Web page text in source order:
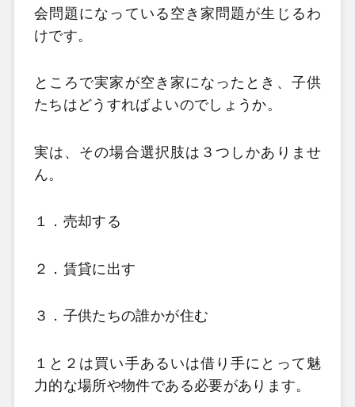
会問題になっている空き家問題が生じるわ
けです。
ところで実家が空き家になったとき、子供
たちはどうすればよいのでしょうか。
実は、その場合選択肢は３つしかありませ
ん。
１．売却する
２．賃貸に出す
３．子供たちの誰かが住む
１と２は買い手あるいは借り手にとって魅
力的な場所や物件である必要があります。